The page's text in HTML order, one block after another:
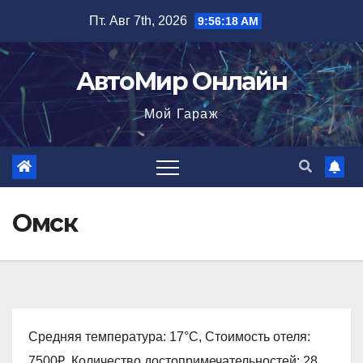
содержимому
Пт. Авг 7th, 2026 9:56:19 AM
АвтоМир Онлайн
Мой Гараж
Омск
Средняя температура: 17°C, Стоимость отеля: